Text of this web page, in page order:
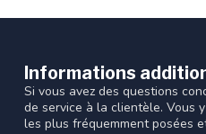
Informations
Si vous avez des questions
de service à la clientèle. Vous
les plus fréquemment posées